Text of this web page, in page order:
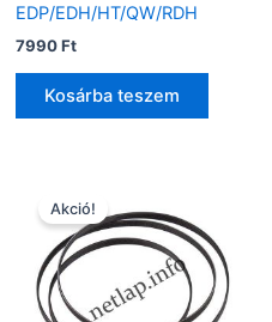
EDP/EDH/HT/QW/RDH
7990Ft
Kosárba teszem
Akció!